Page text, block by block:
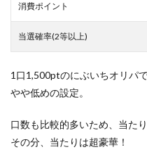
消費ポイント
当選確率(2等以上)
1口1,500ptのにぶいちオリパ
やや低めの設定。
口数も比較的多いため、当た
その分、当たりは超豪華！